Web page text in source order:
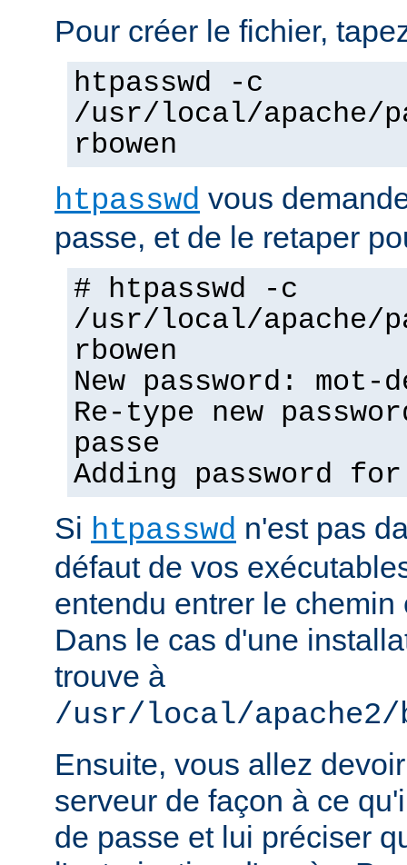
Pour créer le fichier,
htpasswd -c
/usr/local/apache/
rbowen
htpasswd vous
passe, et de le retaper
# htpasswd -c
/usr/local/apache/
rbowen
New password: mot-
Re-type new
passe
Adding password
Si htpasswd n'est pas
défaut de vos
entendu entrer le chemin
Dans le cas d'une
trouve à
/usr/local/apache2/
Ensuite, vous allez
serveur de façon à ce
de passe et lui préciser